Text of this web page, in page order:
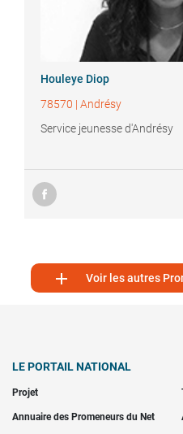
Houleye Diop
78570 | Andrésy
Service jeunesse d'Andrésy
 Voir les autres
LE PORTAIL NATIONAL
Projet
Annuaire des Promeneurs du Net